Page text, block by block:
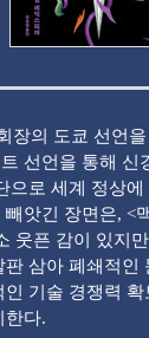
장의 도쿄 선언
선언을 통해
으로 세계 정상
앗긴 장면은, <
웃픈 감이 있지
삼아 폐쇄적
기술 경쟁력
한다.